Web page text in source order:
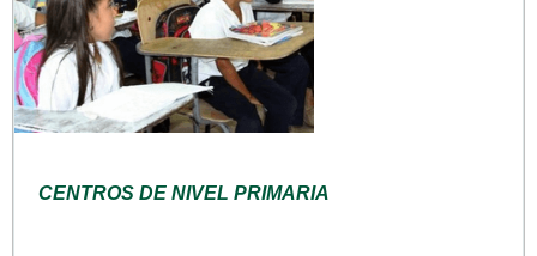
CENTROS DE NIVEL PRIMARIA